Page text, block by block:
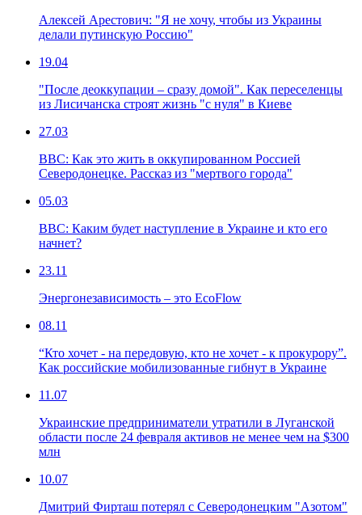
Алексей Арестович: "Я не хочу, чтобы из Украины
делали путинскую Россию"
19.04
"После деоккупации – сразу домой". Как переселенцы
из Лисичанска строят жизнь "с нуля" в Киеве
27.03
ВВС: Как это жить в оккупированном Россией
Северодонецке. Рассказ из "мертвого города"
05.03
ВВС: Каким будет наступление в Украине и кто его
начнет?
23.11
Энергонезависимость – это EcoFlow
08.11
“Кто хочет - на передовую, кто не хочет - к прокурору”.
Как российские мобилизованные гибнут в Украине
11.07
Украинские предприниматели утратили в Луганской
области после 24 февраля активов не менее чем на $300
млн
10.07
Дмитрий Фирташ потерял с Северодонецким "Азотом"